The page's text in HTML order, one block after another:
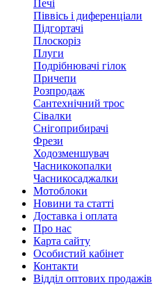
Печі
Піввісь і диференціали
Підгортачі
Плоскоріз
Плуги
Подрібнювачі гілок
Причепи
Розпродаж
Сантехнічний трос
Сівалки
Снігоприбирачі
Фрези
Ходозменшувач
Часникокопалки
Часникосаджалки
Мотоблоки
Новини та статті
Доставка і оплата
Про нас
Карта сайту
Особистий кабінет
Контакти
Відділ оптових продажів